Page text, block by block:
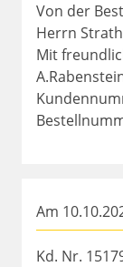
Von der
Herrn
Mit
Am
Kd. Nr.